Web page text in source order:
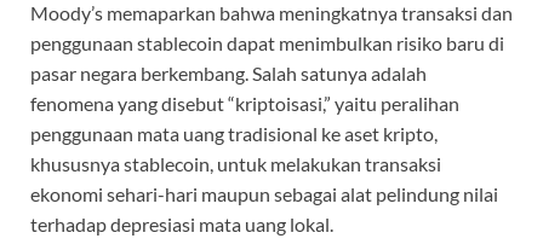
Moody’s memaparkan bahwa meningkatnya transaksi dan
penggunaan stablecoin dapat menimbulkan risiko baru di
pasar negara berkembang. Salah satunya adalah
fenomena yang disebut “kriptoisasi,” yaitu peralihan
penggunaan mata uang tradisional ke aset kripto,
khususnya stablecoin, untuk melakukan transaksi
ekonomi sehari-hari maupun sebagai alat pelindung nilai
terhadap depresiasi mata uang lokal.